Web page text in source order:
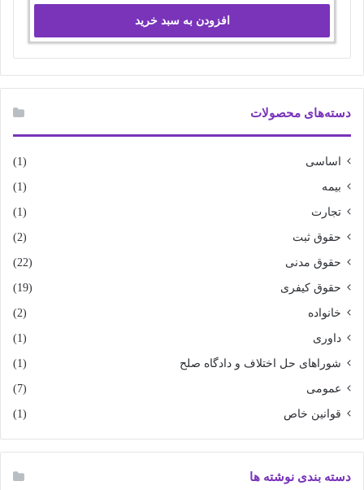
افزودن به سبد خرید
دسته‌های محصولات
اساسی (1)
بیمه (1)
تجارت (1)
حقوق ثبت (2)
حقوق مدنی (22)
حقوق کیفری (19)
خانواده (2)
داوری (1)
شوراهای حل اختلاف و دادگاه صلح (1)
عمومی (7)
قوانین خاص (1)
دسته بندی نوشته ها